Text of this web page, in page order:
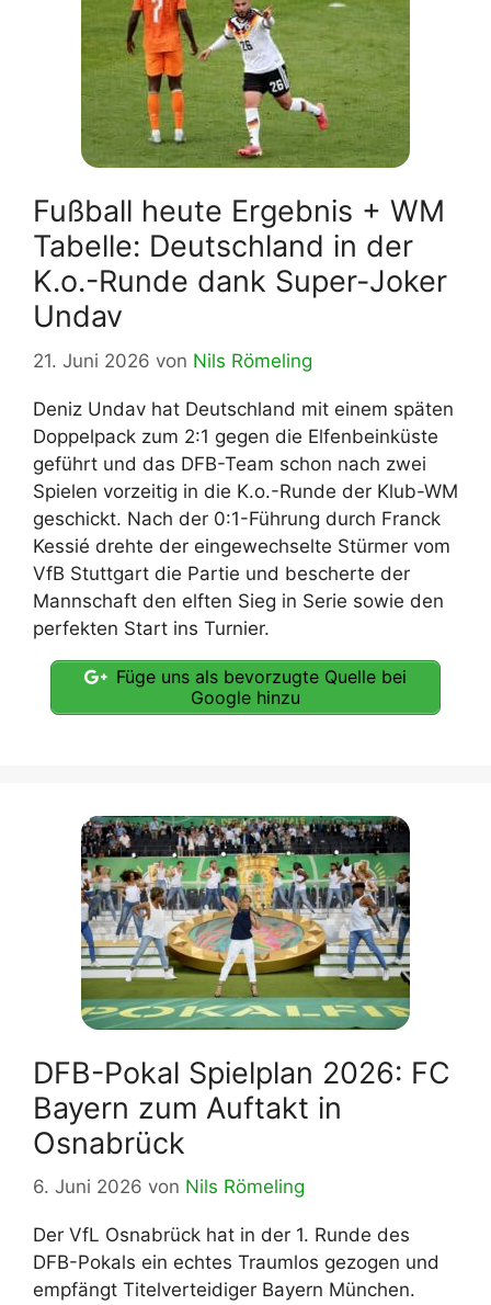
Fußball heute Ergebnis + WM
Tabelle: Deutschland in der
K.o.-Runde dank Super-Joker
Undav
21. Juni 2026 von Nils Römeling
Deniz Undav hat Deutschland mit einem späten
Doppelpack zum 2:1 gegen die Elfenbeinküste
geführt und das DFB-Team schon nach zwei
Spielen vorzeitig in die K.o.-Runde der Klub-WM
geschickt. Nach der 0:1-Führung durch Franck
Kessié drehte der eingewechselte Stürmer vom
VfB Stuttgart die Partie und bescherte der
Mannschaft den elften Sieg in Serie sowie den
perfekten Start ins Turnier.
Füge uns als bevorzugte Quelle bei
Google hinzu
DFB-Pokal Spielplan 2026: FC
Bayern zum Auftakt in
Osnabrück
6. Juni 2026 von Nils Römeling
Der VfL Osnabrück hat in der 1. Runde des
DFB-Pokals ein echtes Traumlos gezogen und
empfängt Titelverteidiger Bayern München.